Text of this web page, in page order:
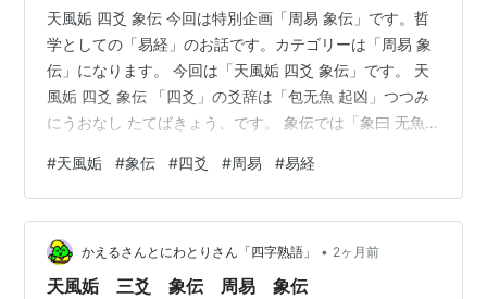
天風姤 四爻 象伝 今回は特別企画「周易 象伝」です。哲
学としての「易経」のお話です。カテゴリーは「周易 象
伝」になります。 今回は「天風姤 四爻 象伝」です。 天
風姤 四爻 象伝 「四爻」の爻辞は「包无魚 起凶」つつみ
にうおなし たてばきょう、です。 象伝では「象曰 无魚
にとおざかればなり。 民が遠いの？ 象徴的に言えば、あ
る意味、無意識が意識の支持を失っている、とも取れま
す。 どういうこと？ やる気が無い、ということです。ま
たは純粋に周囲の支持を失っている、とも取れます。
「民」という文字は罪人の眼をつぶす、目に針を刺して
#天風姤 #象伝 #四爻 #周易 #易経
かえるさんとにわとりさん「四字熟語」 • 2ヶ月前
天風姤 三爻 象伝 周易 象伝